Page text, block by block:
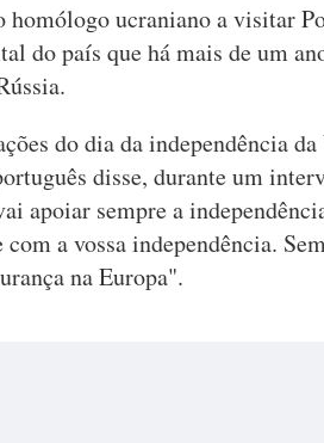
homólogo ucraniano a visitar
do país que há mais de um
do dia da independência
disse, durante um
apoiar sempre a
a vossa independência.
na Europa".